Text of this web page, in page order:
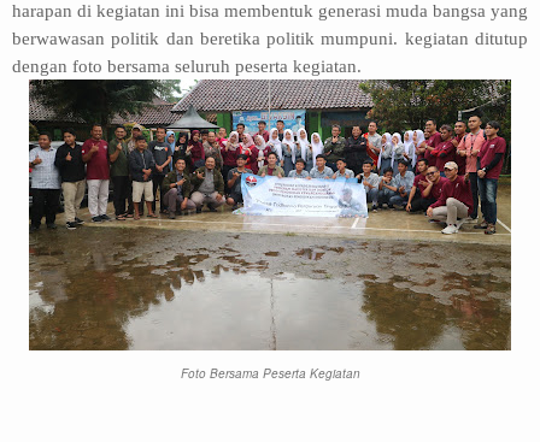
harapan di kegiatan ini bisa membentuk generasi muda bangsa yang
berwawasan politik dan beretika politik mumpuni. kegiatan ditutup
dengan foto bersama seluruh peserta kegiatan.
Foto Bersama Peserta Kegiatan